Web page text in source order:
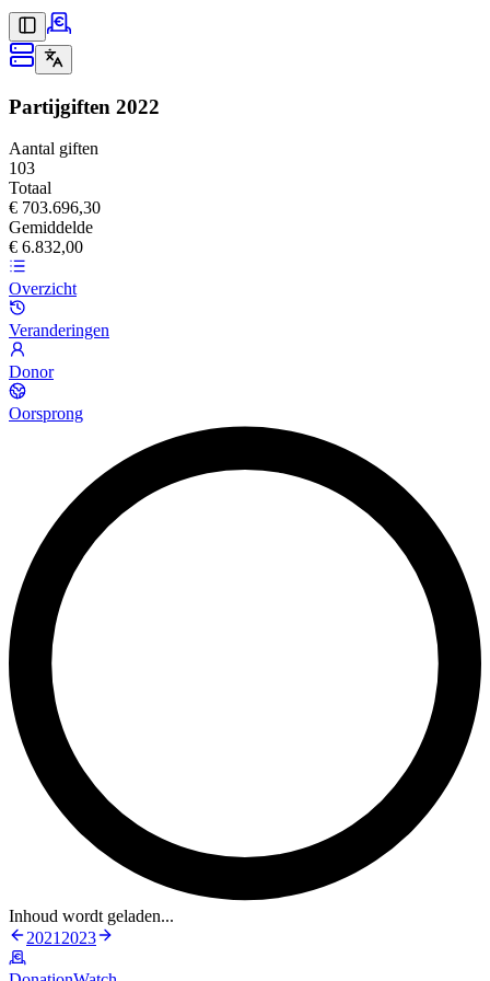
Partijgiften 2022
Aantal giften
103
Totaal
€ 703.696,30
Gemiddelde
€ 6.832,00
Overzicht
Veranderingen
Donor
Oorsprong
Inhoud wordt geladen...
2021 2023